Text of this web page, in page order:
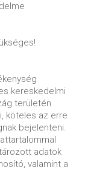
kereskedelmi
területén
köteles az erre
bejelenteni.
adatok
valamint a